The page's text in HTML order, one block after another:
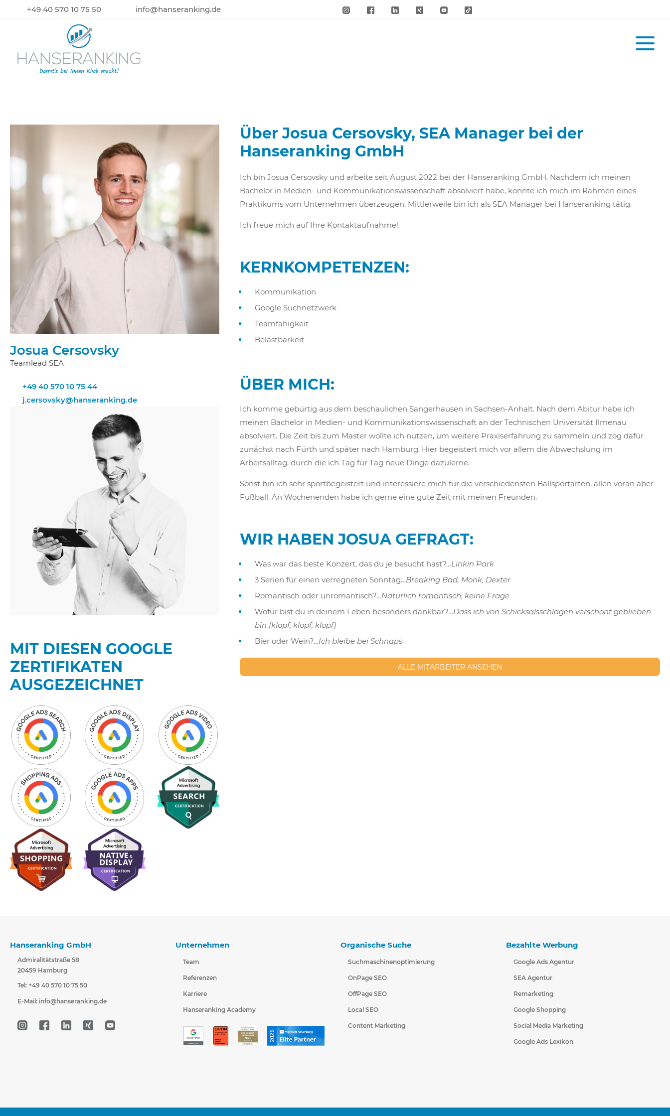
+49 40 570 10 75 50 info@hanseranking.de
Josua Cersovsky
Teamlead SEA
+49 40 570 10 75 44
j.cersovsky@hanseranking.de
MIT DIESEN GOOGLE
ZERTIFIKATEN
AUSGEZEICHNET
Über Josua Cersovsky, SEA Manager bei der
Hanseranking GmbH
Ich bin Josua Cersovsky und arbeite seit August 2022 bei der Hanseranking GmbH. Nachdem ich meinen
Bachelor in Medien- und Kommunikationswissenschaft absolviert habe, konnte ich mich im Rahmen eines
Praktikums vom Unternehmen überzeugen. Mittlerweile bin ich als SEA Manager bei Hanseranking tätig.
Ich freue mich auf Ihre Kontaktaufnahme!
KERNKOMPETENZEN:
Kommunikation
Google Suchnetzwerk
Teamfähigkeit
Belastbarkeit
ÜBER MICH:
Ich komme gebürtig aus dem beschaulichen Sangerhausen in Sachsen-Anhalt. Nach dem Abitur habe ich
meinen Bachelor in Medien- und Kommunikationswissenschaft an der Technischen Universität Ilmenau
absolviert. Die Zeit bis zum Master wollte ich nutzen, um weitere Praxiserfahrung zu sammeln und zog dafür
zunächst nach Fürth und später nach Hamburg. Hier begeistert mich vor allem die Abwechslung im
Arbeitsalltag, durch die ich Tag für Tag neue Dinge dazulerne.
Sonst bin ich sehr sportbegeistert und interessiere mich für die verschiedensten Ballsportarten, allen voran aber
Fußball. An Wochenenden habe ich gerne eine gute Zeit mit meinen Freunden.
WIR HABEN JOSUA GEFRAGT:
Was war das beste Konzert, das du je besucht hast?…Linkin Park
3 Serien für einen verregneten Sonntag…Breaking Bad, Monk, Dexter
Romantisch oder unromantisch?…Natürlich romantisch, keine Frage
Wofür bist du in deinem Leben besonders dankbar?…Dass ich von Schicksalsschlägen verschont geblieben
bin (klopf, klopf, klopf)
Bier oder Wein?…Ich bleibe bei Schnaps
ALLE MITARBEITER ANSEHEN
Hanseranking GmbH
Admiralitätstraße 58
20459 Hamburg
Tel: +49 40 570 10 75 50
E-Mail: info@hanseranking.de
Unternehmen
Team
Referenzen
Karriere
Hanseranking Academy
Organische Suche
Suchmaschinenoptimierung
OnPage SEO
OffPage SEO
Local SEO
Content Marketing
Bezahlte Werbung
Google Ads Agentur
SEA Agentur
Remarketing
Google Shopping
Social Media Marketing
Google Ads Lexikon